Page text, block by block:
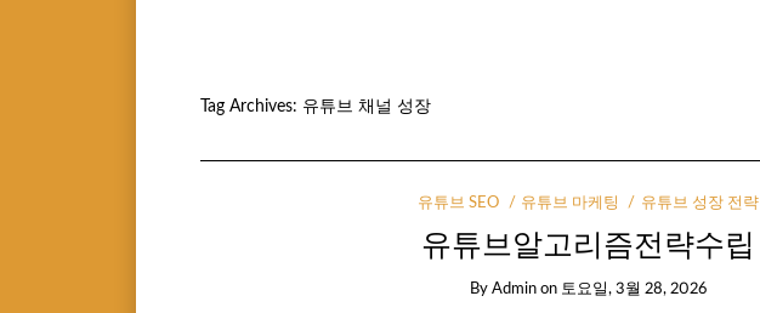
Tag Archives: 유튜브 채널 성장
유튜브 SEO 유튜브 마케팅 유튜브 성장 전략
유튜브알고리즘전략수립
ByAdmin on 토요일, 3월 28, 2026